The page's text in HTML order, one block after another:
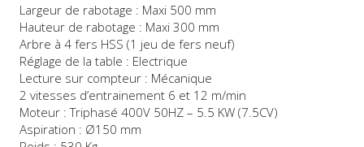
Largeur de rabotage : Maxi 500 mm
Hauteur de rabotage : Maxi 300 mm
Arbre à 4 fers HSS (1 jeu de fers neuf)
Réglage de la table : Electrique
Lecture sur compteur : Mécanique
2 vitesses d’entrainement 6 et 12 m/min
Moteur : Triphasé 400V 50HZ – 5.5 KW (7.5CV)
Aspiration : Ø150 mm